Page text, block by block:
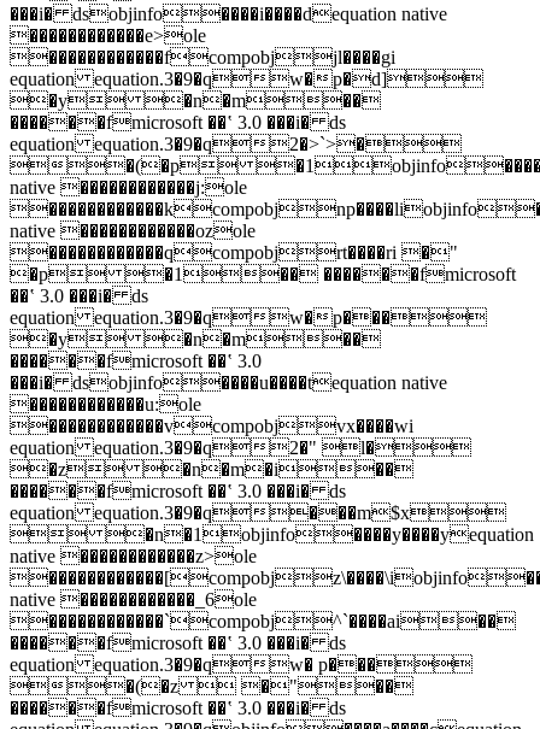
���i� dsobjinfo����i����dequation native
������������e>ole
������������fcompobjjl����gi
equation equation.3�9�qw�p�d]
�y �n�m��
������fmicrosoft ��ʽ 3.0 ���i� ds
equation equation.3�9�q2�>`>�
�(�p
native ������������j:ole
native ������������ozole
������������qcompobjrt����ri �"
�p �1�� ������fmicrosoft
��ʽ 3.0 ���i� ds
equation equation.3�9�qw�p���
�y �n�m��
������fmicrosoft ��ʽ 3.0
���i� dsobjinfo����u����tequation native
������������u:ole
������������vcompobjvx����wi
equation equation.3�9�q2�" l�
�z �n�m�i��
������fmicrosoft ��ʽ 3.0 ���i� ds
equation equation.3�9�q���m$x
 �n�1objinfo����y����yequation
native ������������z>ole
native ������������_6ole
������������`compobj^`����ai��
������fmicrosoft ��ʽ 3.0 ���i� ds
equation equation.3�9�qw� p���
�(�z  �"��
������fmicrosoft ��ʽ 3.0 ���i� ds